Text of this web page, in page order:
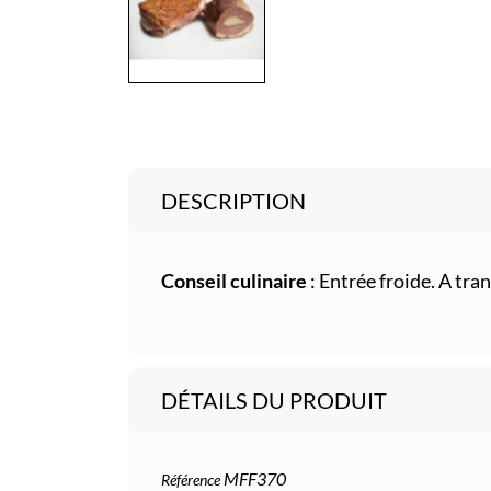
DESCRIPTION
Conseil culinaire : Entrée froide. A
DÉTAILS DU PRODUIT
Référence MFF370